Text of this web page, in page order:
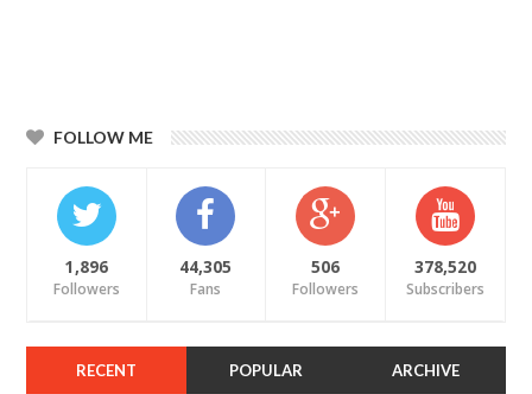
FOLLOW ME
1,896
Followers
44,305
Fans
506
Followers
378,520
Subscribers
RECENT POPULAR ARCHIVE